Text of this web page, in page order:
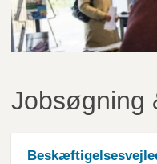
Jobsøgning